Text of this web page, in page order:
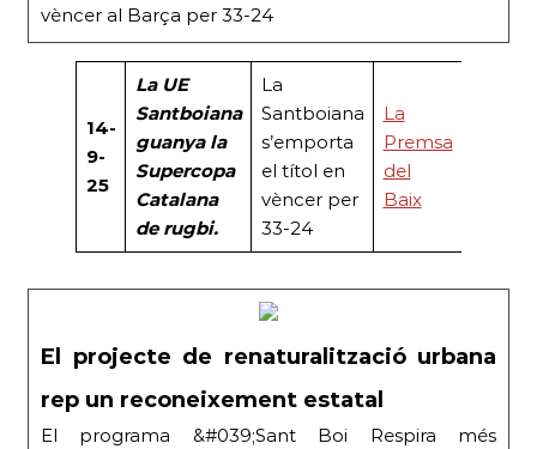
vèncer al Barça per 33-24
14-
9-
25
La UE
Santboiana
guanya la
Supercopa
Catalana
de rugbi.
La
Santboiana
s’emporta
el títol en
vèncer per
33-24
La
Premsa
del
Baix
El projecte de renaturalització urbana
rep un reconeixement estatal
El programa &#039;Sant Boi Respira més